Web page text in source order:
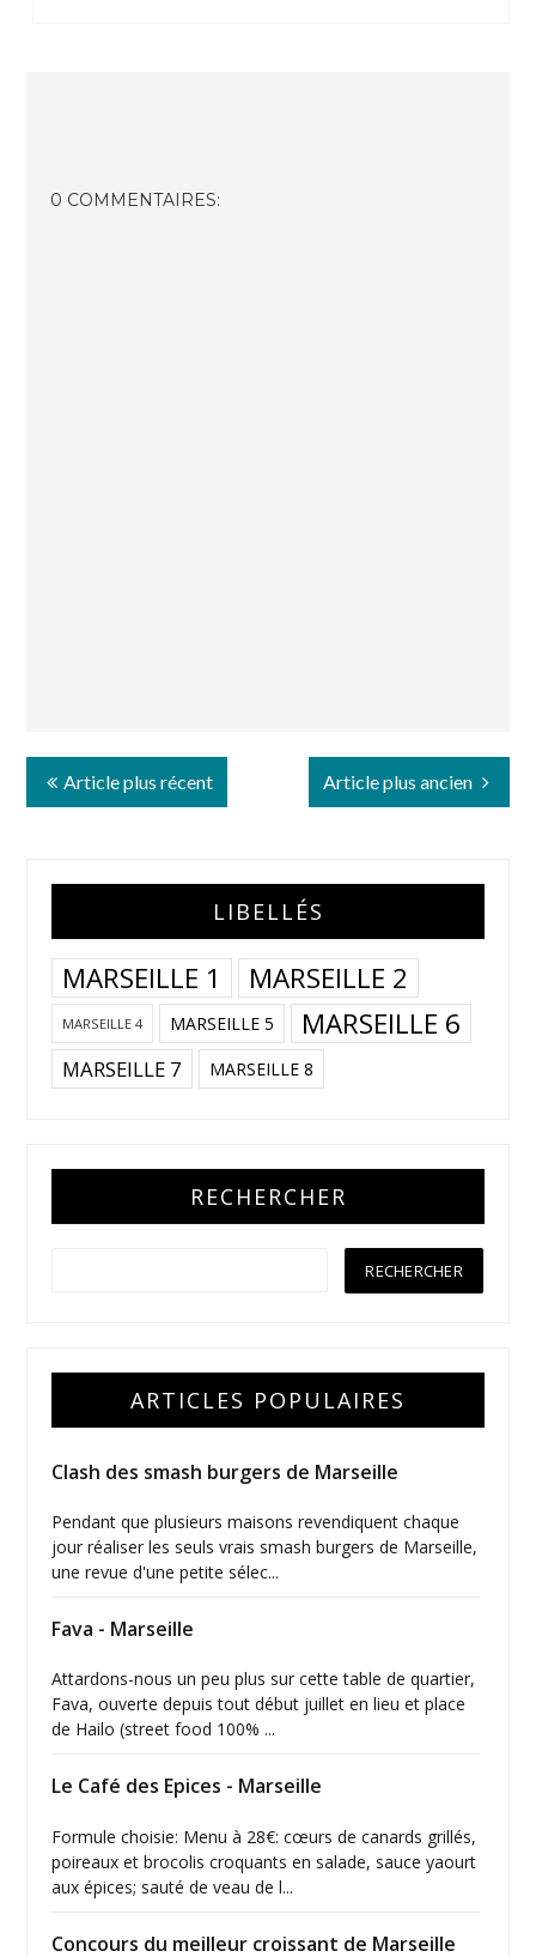
0 COMMENTAIRES:
Article plus récent Article plus ancien
LIBELLÉS
MARSEILLE 1 MARSEILLE 2
MARSEILLE 4 MARSEILLE 5 MARSEILLE 6
MARSEILLE 7 MARSEILLE 8
RECHERCHER
ARTICLES POPULAIRES
Clash des smash burgers de Marseille
Pendant que plusieurs maisons revendiquent chaque
jour réaliser les seuls vrais smash burgers de Marseille,
une revue d'une petite sélec...
Fava - Marseille
Attardons-nous un peu plus sur cette table de quartier,
Fava, ouverte depuis tout début juillet en lieu et place
de Hailo (street food 100% ...
Le Café des Epices - Marseille
Formule choisie: Menu à 28€: cœurs de canards grillés,
poireaux et brocolis croquants en salade, sauce yaourt
aux épices; sauté de veau de l...
Concours du meilleur croissant de Marseille